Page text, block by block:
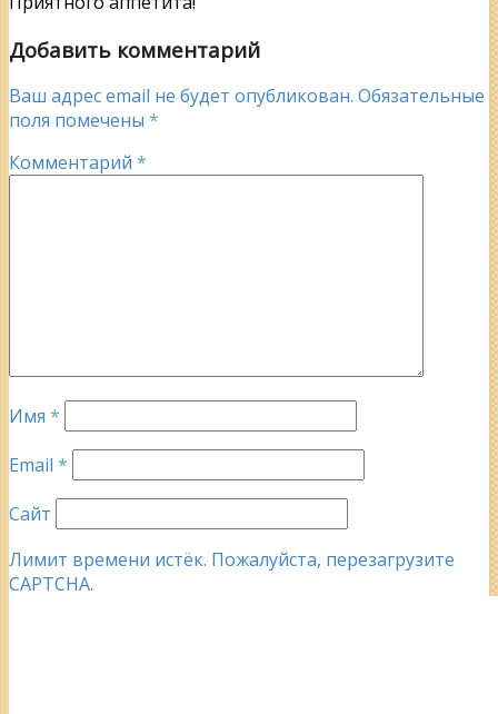
Добавить комментарий
Ваш адрес email не будет опубликован. Обязательные
поля помечены *
Комментарий *
Имя *
Email *
Сайт
Лимит времени истёк. Пожалуйста, перезагрузите
CAPTCHA.